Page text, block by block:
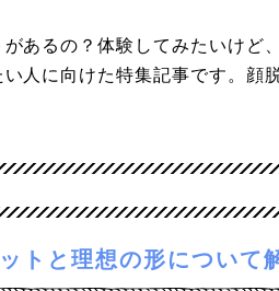
あるの？体験してみたいけど
人に向けた特集記事です。顔
トと理想の形について